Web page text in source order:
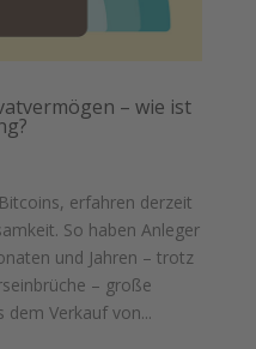
– wie ist
erfahren derzeit
So haben Anleger
und Jahren – trotz
– große
dem Verkauf von...